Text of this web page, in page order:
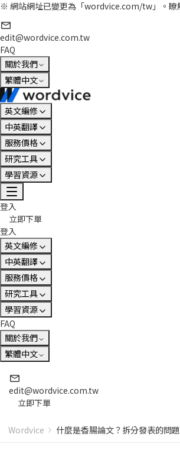
※ 網站網址已變更為「wordvice.com/tw」。 瞭
edit@wordvice.com.tw
FAQ
關於我們
繁體中文
英文編修
中英翻譯
服務價格
研究工具
學習資源
登入
立即下單
登入
英文編修
中英翻譯
服務價格
研究工具
學習資源
FAQ
關於我們
繁體中文
edit@wordvice.com.tw
立即下單
Wordvice 什麼是香腸論文？拆分發表的問題